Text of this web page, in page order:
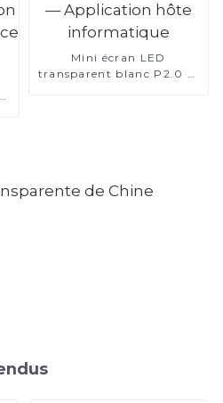
Mini écran LED
transparent blanc P2.0 —